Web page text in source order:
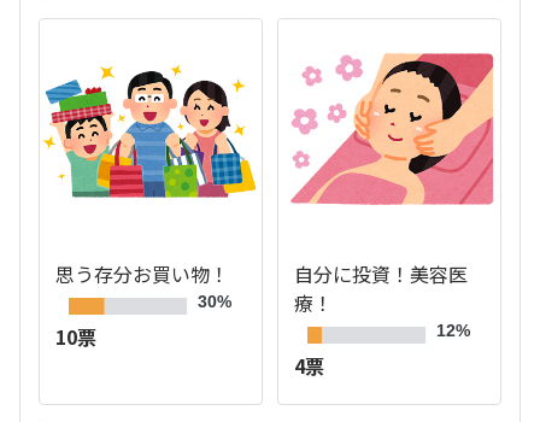
思う存分お買い物！
30%
10票
自分に投資！美容医
療！
12%
4票